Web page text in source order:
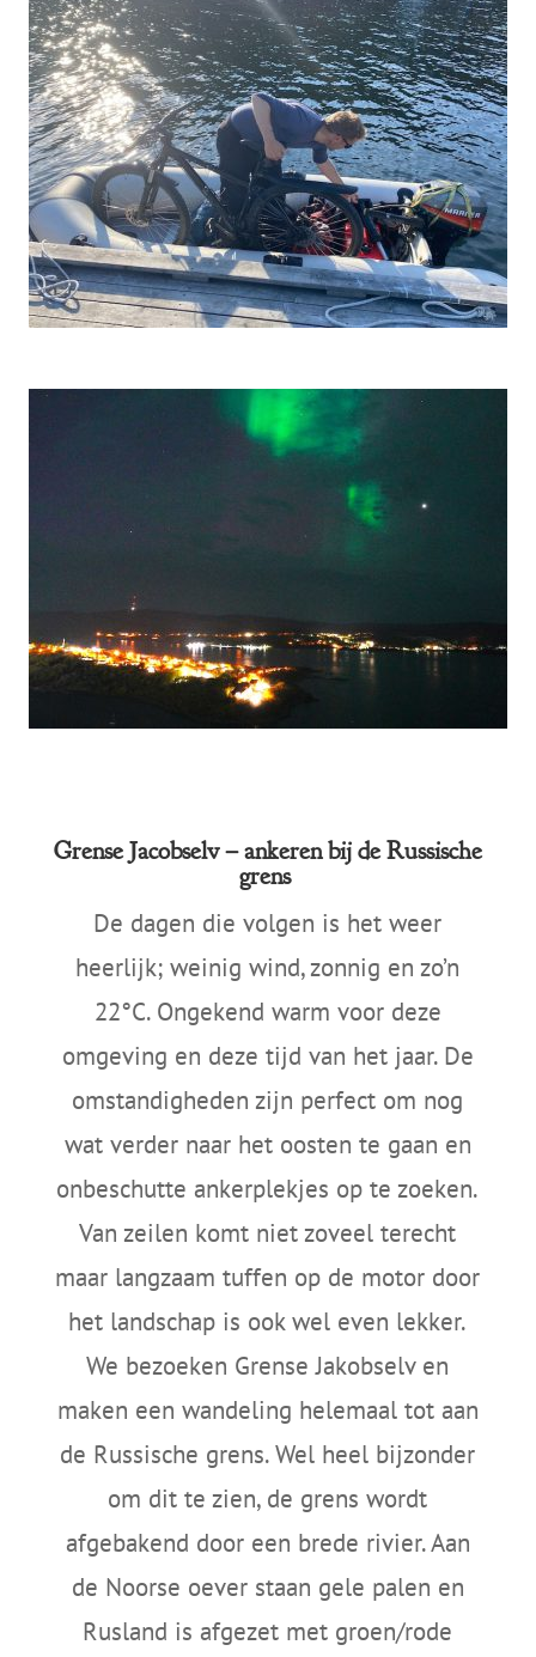
Grense Jacobselv – ankeren bij de Russische
grens
De dagen die volgen is het weer
heerlijk; weinig wind, zonnig en zo’n
22°C. Ongekend warm voor deze
omgeving en deze tijd van het jaar. De
omstandigheden zijn perfect om nog
wat verder naar het oosten te gaan en
onbeschutte ankerplekjes op te zoeken.
Van zeilen komt niet zoveel terecht
maar langzaam tuffen op de motor door
het landschap is ook wel even lekker.
We bezoeken Grense Jakobselv en
maken een wandeling helemaal tot aan
de Russische grens. Wel heel bijzonder
om dit te zien, de grens wordt
afgebakend door een brede rivier. Aan
de Noorse oever staan gele palen en
Rusland is afgezet met groen/rode